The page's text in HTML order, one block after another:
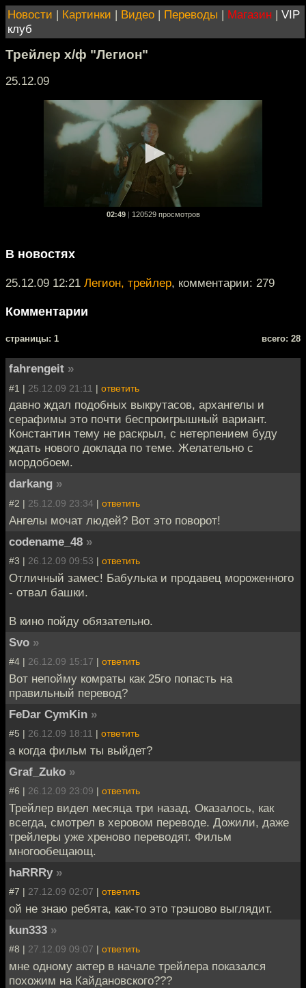
Новости | Картинки | Видео | Переводы | Магазин | VIP
клуб
Трейлер х/ф "Легион"
25.12.09
02:49 120529 просмотров
В новостях
25.12.09 12:21 Легион, трейлер, комментарии: 279
Комментарии
cтраницы: 1 всего: 28
fahrengeit »
#1 | 25.12.09 21:11 | ответить
давно ждал подобных выкрутасов, архангелы и
серафимы это почти беспроигрышный вариант.
Константин тему не раскрыл, с нетерпением буду
ждать нового доклада по теме. Желательно с
мордобоем.
darkang »
#2 | 25.12.09 23:34 | ответить
Ангелы мочат людей? Вот это поворот!
codename_48 »
#3 | 26.12.09 09:53 | ответить
Отличный замес! Бабулька и продавец мороженного
- отвал башки.
В кино пойду обязательно.
Svo »
#4 | 26.12.09 15:17 | ответить
Вот непойму комраты как 25го попасть на
правильный перевод?
FeDar CymKin »
#5 | 26.12.09 18:11 | ответить
а когда фильм ты выйдет?
Graf_Zuko »
#6 | 26.12.09 23:09 | ответить
Трейлер видел месяца три назад. Оказалось, как
всегда, смотрел в херовом переводе. Дожили, даже
трейлеры уже хреново переводят. Фильм
многообещающ.
haRRRy »
#7 | 27.12.09 02:07 | ответить
ой не знаю ребята, как-то это трэшово выглядит.
kun333 »
#8 | 27.12.09 09:07 | ответить
мне одному актер в начале трейлера показался
похожим на Кайдановского???